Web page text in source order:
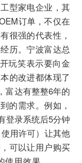
型家电企业，其
订单，不仅在
很强的代表性，
历。宁波富达总
玩笑表示要向金
的改进都体现了
富达有整整6年的
的需求。例如，
登录系统后5分钟
用许可）让其他
可以让用户购买